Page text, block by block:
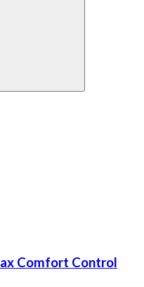
Comfort Control